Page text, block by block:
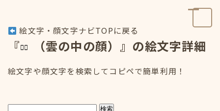
絵文字・顔文字ナビTOPに戻る
『 （雲の中の顔）』の絵文字詳細
絵文字や顔文字を検索してコピペで簡単利用！
検索